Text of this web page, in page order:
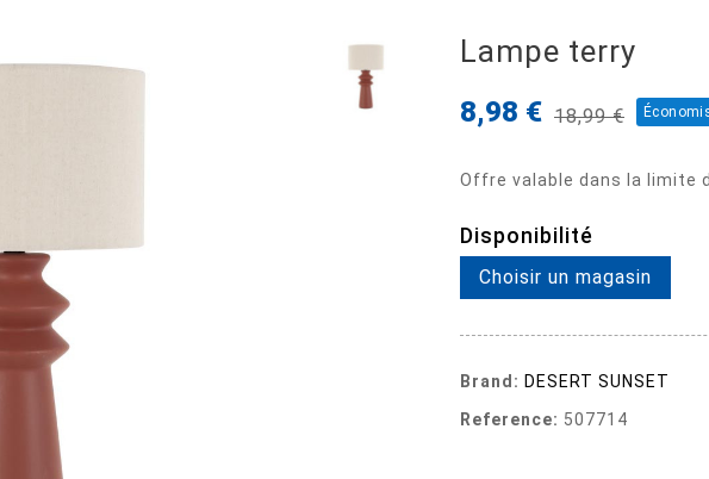
Lampe terry
8,98 € 18,99 €
Offre valable dans la limite
Disponibilité
Choisir un magasin
Brand: DESERT SUNSET
Reference: 507714